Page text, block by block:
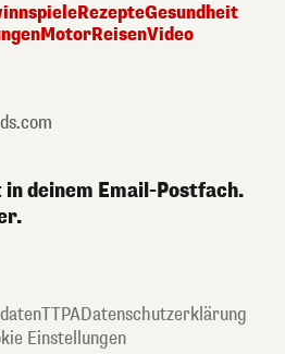
RezepteGesundheit
MotorReisenVideo
deinem Email-Postfach.
TTPADatenschutzerklärung
Einstellungen